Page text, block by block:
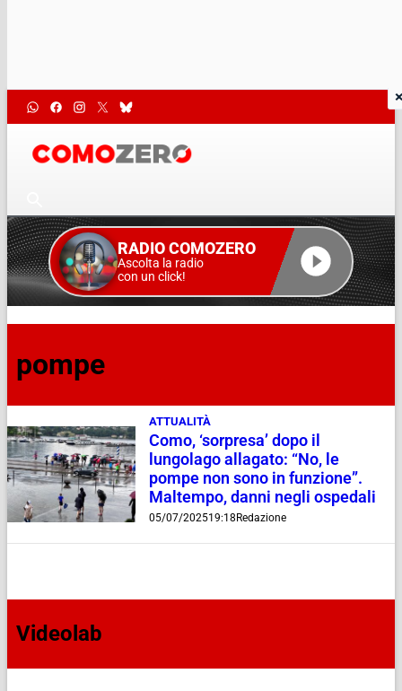
RADIO COMOZERO
Ascolta la radio
con un click!
pompe
ATTUALITÀ
Como, ‘sorpresa’ dopo il
lungolago allagato: “No, le
pompe non sono in funzione”.
Maltempo, danni negli ospedali
05/07/202519:18Redazione
Videolab